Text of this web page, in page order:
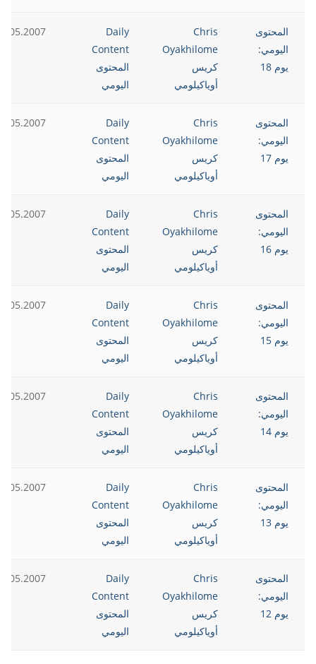
المحتوى
اليومي:
يوم 18
Chris
Oyakhilome
كريس
أوياكيلومي
Daily
Content
المحتوى
اليومي
المحتوى
اليومي:
يوم 17
Chris
Oyakhilome
كريس
أوياكيلومي
Daily
Content
المحتوى
اليومي
المحتوى
اليومي:
يوم 16
Chris
Oyakhilome
كريس
أوياكيلومي
Daily
Content
المحتوى
اليومي
المحتوى
اليومي:
يوم 15
Chris
Oyakhilome
كريس
أوياكيلومي
Daily
Content
المحتوى
اليومي
المحتوى
اليومي:
يوم 14
Chris
Oyakhilome
كريس
أوياكيلومي
Daily
Content
المحتوى
اليومي
المحتوى
اليومي:
يوم 13
Chris
Oyakhilome
كريس
أوياكيلومي
Daily
Content
المحتوى
اليومي
المحتوى
اليومي:
يوم 12
Chris
Oyakhilome
كريس
أوياكيلومي
Daily
Content
المحتوى
اليومي